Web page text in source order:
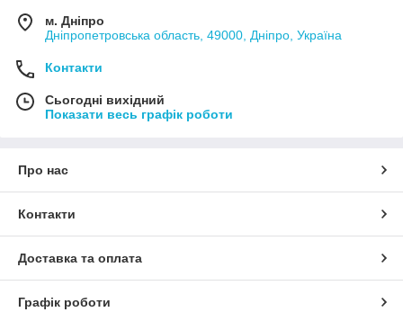
м. Дніпро
Дніпропетровська область, 49000, Дніпро, Україна
Контакти
Сьогодні вихідний
Показати весь графік роботи
Про нас
Контакти
Доставка та оплата
Графік роботи